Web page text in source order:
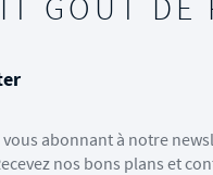
vous abonnant à notre
nos bons plans et